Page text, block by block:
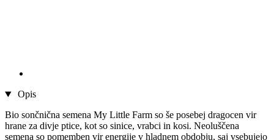
Opis
Bio sončnična semena My Little Farm so še posebej dragocen vir
hrane za divje ptice, kot so sinice, vrabci in kosi. Neoluščena
semena so pomemben vir energije v hladnem obdobju, saj vsebujejo